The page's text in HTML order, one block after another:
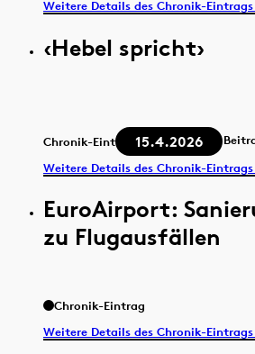
Weitere Details des Chronik-
‹Hebel spricht›
Chronik-Eintrag 15.4.2026
Weitere Details des Chronik-
EuroAirport:
zu Flugausfällen
Chronik-Eintrag
Weitere Details des Chronik-